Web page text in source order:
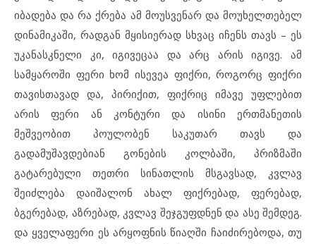
იბადება და რა ქრება ამ მოუსვენარ და მოუხელთებელ
დინამიკაში, რადგან მყისიერად სხვაც იჩენს თავს – ეს
უკანასკნელი კი, იგივეცაა და არც არის იგივე. ამ
სამყაროში ფერი ხომ ისევეა ფიქრი, როგორც ფიქრი
თავისთავად და, პირიქით, ფიქრიც იმავე უფლებით
არის ფერი ან კონტური და ისინი ერთმანეთის
მეშვეობით პოულობენ საკუთარ თავს და
გადამუშავდებიან გონების კოლბაში, პრიზმაში
გატარებული თეთრი სინათლის მსგავსად, კვლავ
შეიძლება დაიშალონ ახალ ფიქრებად, ფერებად,
ბგერებად, აზრებად, კვლავ შეჯგუფდნენ და ასე შემდეგ.
და ყველაფერი ეს არყოფნის წიაღში ჩაიძირებოდა, თუ